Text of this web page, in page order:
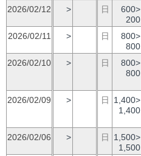
2026/02/12
> 日
600>
200
2026/02/11
> 日
800>
800
2026/02/10
> 日
800>
800
2026/02/09
> 日
1,400>
1,400
2026/02/06
> 日
1,500>
1,500